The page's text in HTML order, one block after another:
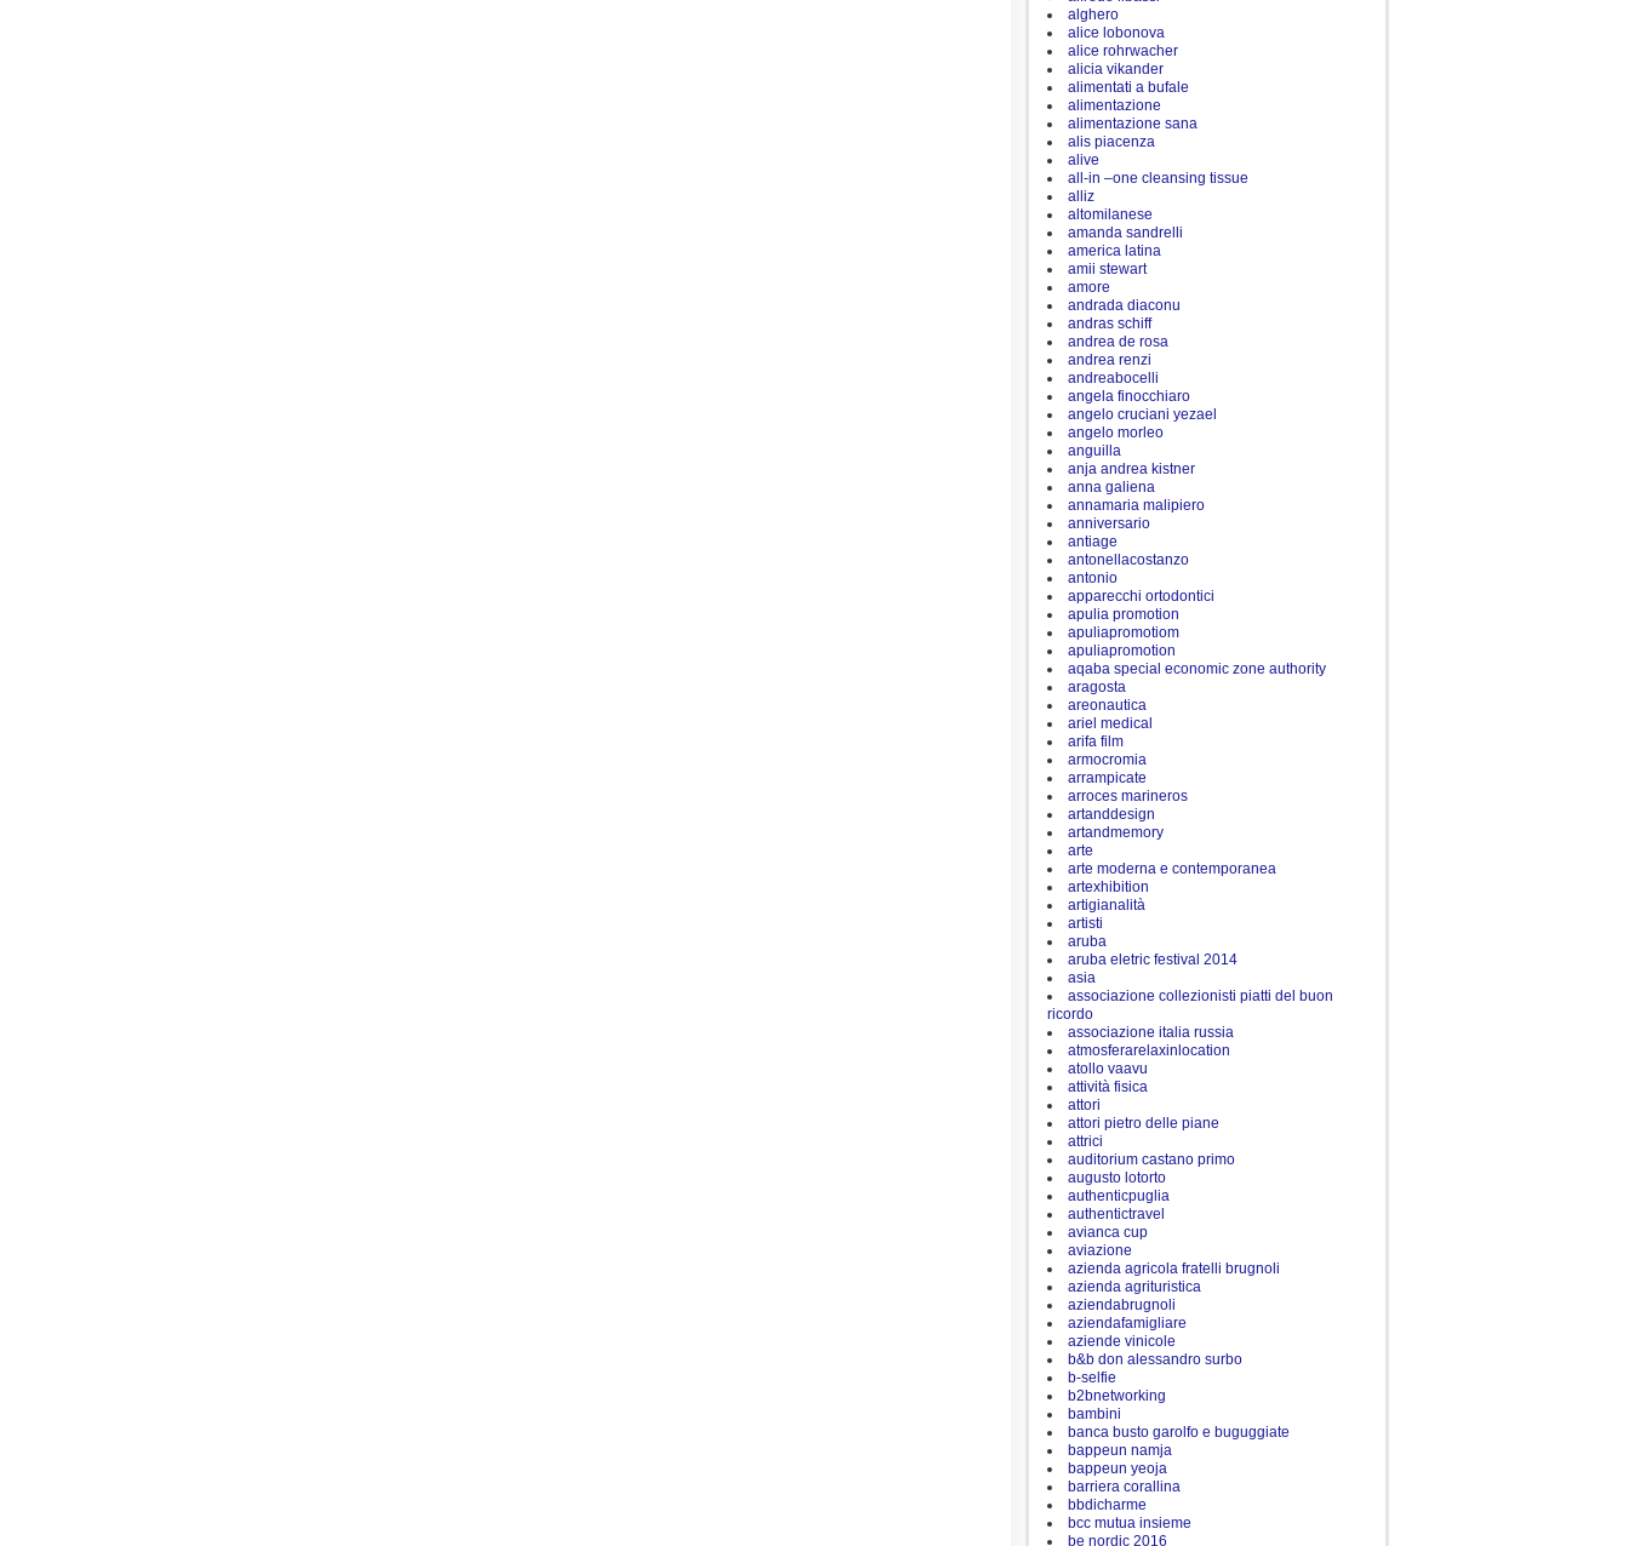
alghero
alice lobonova
alice rohrwacher
alicia vikander
alimentati a bufale
alimentazione
alimentazione sana
alis piacenza
alive
all-in –one cleansing tissue
alliz
altomilanese
amanda sandrelli
america latina
amii stewart
amore
andrada diaconu
andras schiff
andrea de rosa
andrea renzi
andreabocelli
angela finocchiaro
angelo cruciani yezael
angelo morleo
anguilla
anja andrea kistner
anna galiena
annamaria malipiero
anniversario
antiage
antonellacostanzo
antonio
apparecchi ortodontici
apulia promotion
apuliapromotiom
apuliapromotion
aqaba special economic zone authority
aragosta
areonautica
ariel medical
arifa film
armocromia
arrampicate
arroces marineros
artanddesign
artandmemory
arte
arte moderna e contemporanea
artexhibition
artigianalità
artisti
aruba
aruba eletric festival 2014
asia
associazione collezionisti piatti del buon
ricordo
associazione italia russia
atmosferarelaxinlocation
atollo vaavu
attività fisica
attori
attori pietro delle piane
attrici
auditorium castano primo
augusto lotorto
authenticpuglia
authentictravel
avianca cup
aviazione
azienda agricola fratelli brugnoli
azienda agrituristica
aziendabrugnoli
aziendafamigliare
aziende vinicole
b&b don alessandro surbo
b-selfie
b2bnetworking
bambini
banca busto garolfo e buguggiate
bappeun namja
bappeun yeoja
barriera corallina
bbdicharme
bcc mutua insieme
be nordic 2016